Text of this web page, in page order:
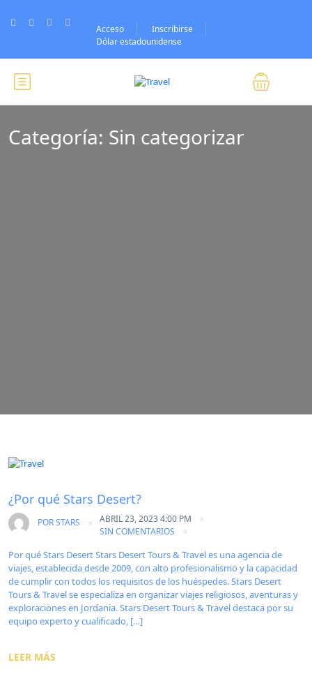
Acceso
Inscribirse
Dólar estadounidense
Categoría: Sin categorizar
¿Por qué Stars Desert?
PORSTARS
ABRIL 23, 2023 4:00 PM
SIN COMENTARIOS
Por qué Stars Desert Stars Desert Tours & Travel es una agencia de
viajes, establecida desde 2009, con alto profesionalismo y la capacidad
de cumplir con todos los requisitos de los huéspedes. Stars Desert
Tours & Travel se especializa en organizar viajes religiosos, aventuras y
exploraciones en Jordania. Stars Desert Tours & Travel destaca por su
equipo experto y cualificado, […]
LEER MÁS